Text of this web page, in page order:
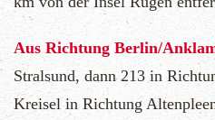
Aus Richtung Berlin/
Stralsund, dann 213 in
Kreisel in Richtung